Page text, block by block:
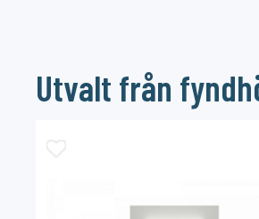
Utvalt från